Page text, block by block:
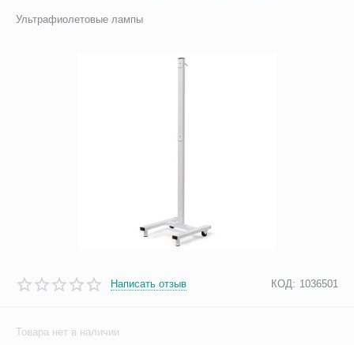
Ультрафиолетовые лампы
Написать отзыв КОД: 1036501
Товара нет в наличии